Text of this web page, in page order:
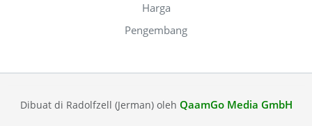
Harga
Pengembang
Dibuat di Radolfzell (Jerman) oleh QaamGo Media GmbH